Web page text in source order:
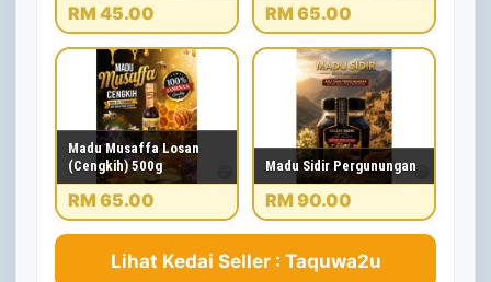
RM 45.00 RM 65.00
Madu Musaffa Losan
(Cengkih) 500g
RM 65.00
Madu Sidir Pergunungan
RM 90.00
Lihat Kedai Seller : Taquwa2u